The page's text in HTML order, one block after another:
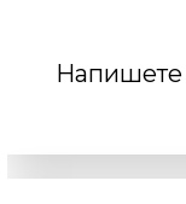
Напишете